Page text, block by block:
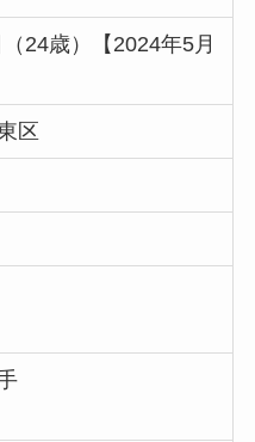
24歳）【2024年5月
区